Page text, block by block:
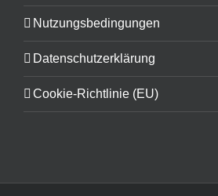
Nutzungsbedingungen
Datenschutzerklärung
Cookie-Richtlinie (EU)